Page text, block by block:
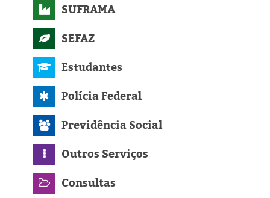
SUFRAMA
SEFAZ
Estudantes
Polícia Federal
Previdência Social
Outros Serviços
Consultas